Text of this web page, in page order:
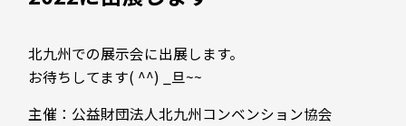
北九州での展示会に出展します。
お待ちしてます( ^^) _旦~~
主催：公益財団法人北九州コンベンション協会